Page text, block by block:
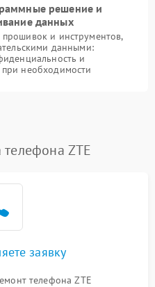
решение и
данных
и инструментов,
данными:
и
необходимости
ZTE
заявку
телефона ZTE